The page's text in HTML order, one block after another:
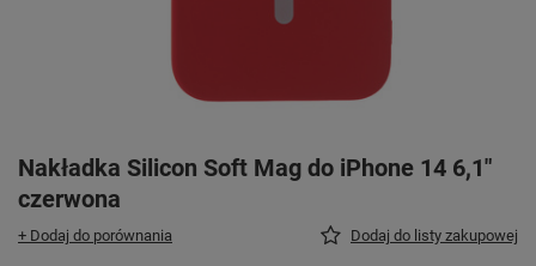
Nakładka Silicon Soft Mag do iPhone 14 6,1"
czerwona
+ Dodaj do porównania Dodaj do listy zakupowej